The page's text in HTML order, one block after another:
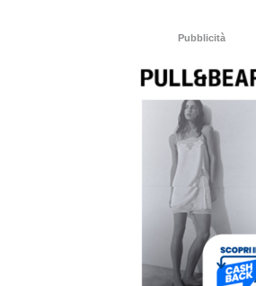
Pubblicità